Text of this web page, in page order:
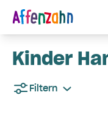
Kinder
Filtern